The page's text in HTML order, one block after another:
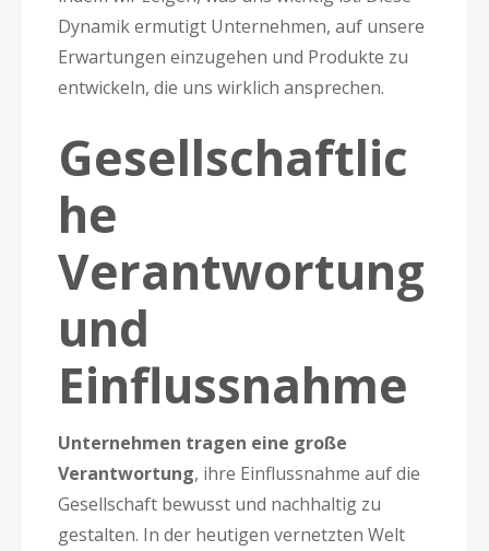
Dynamik ermutigt Unternehmen, auf unsere
Erwartungen einzugehen und Produkte zu
entwickeln, die uns wirklich ansprechen.
Gesellschaftlic
he
Verantwortung
und
Einflussnahme
Unternehmen tragen eine große
Verantwortung, ihre Einflussnahme auf die
Gesellschaft bewusst und nachhaltig zu
gestalten. In der heutigen vernetzten Welt